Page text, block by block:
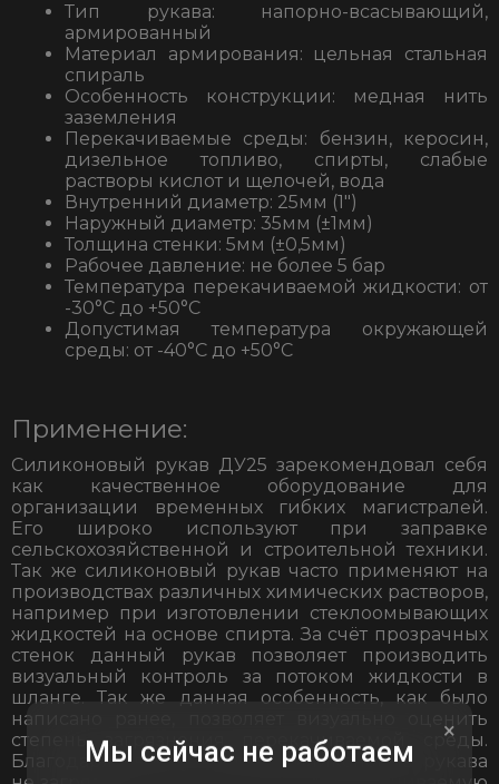
Тип рукава: напорно-всасывающий,
армированный
Материал армирования: цельная стальная
спираль
Особенность конструкции: медная нить
заземления
Перекачиваемые среды: бензин, керосин,
дизельное топливо, спирты, слабые
растворы кислот и щелочей, вода
Внутренний диаметр: 25мм (1″)
Наружный диаметр: 35мм (±1мм)
Толщина стенки: 5мм (±0,5мм)
Рабочее давление: не более 5 бар
Температура перекачиваемой жидкости: от
-30°С до +50°С
Допустимая температура окружающей
среды: от -40°С до +50°С
Применение:
Силиконовый рукав ДУ25 зарекомендовал себя
как качественное оборудование для
организации временных гибких магистралей.
Его широко используют при заправке
сельскохозяйственной и строительной техники.
Так же силиконовый рукав часто применяют на
производствах различных химических растворов,
например при изготовлении стеклоомывающих
жидкостей на основе спирта. За счёт прозрачных
стенок данный рукав позволяет производить
визуальный контроль за потоком жидкости в
шланге. Так же данная особенность, как было
написано ранее, позволяет визуально оценить
степень загрязнения перекачиваемой среды.
Благодаря своему составу силиконовые рукава
×
Мы сейчас не работаем